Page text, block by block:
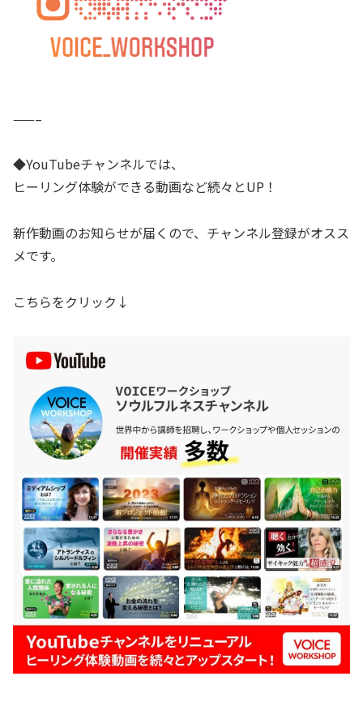
——–
◆YouTubeチャンネルでは、
ヒーリング体験ができる動画など続々とUP！
新作動画のお知らせが届くので、チャンネル登録がオスス
メです。
こちらをクリック↓